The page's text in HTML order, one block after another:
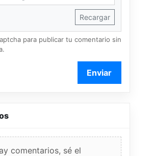
Recargar
para publicar tu comentario sin
Enviar
comentarios, sé el